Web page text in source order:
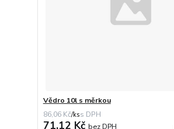
Vědro 10l s měrkou
86,06 Kč/ks
71,12 Kč bez DPH